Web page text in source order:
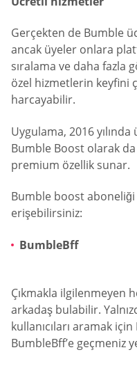
Gerçekten de Bumble
ancak üyeler onlara
sıralama ve daha fazla
özel hizmetlerin keyfini
harcayabilir.
Uygulama, 2016
Bumble Boost olarak
premium özellik sunar.
Bumble boost
erişebilirsiniz:
BumbleBff
Çıkmakla ilgilenmeyen
arkadaş bulabilir.
kullanıcıları aramak
BumbleBff’e geçmeniz